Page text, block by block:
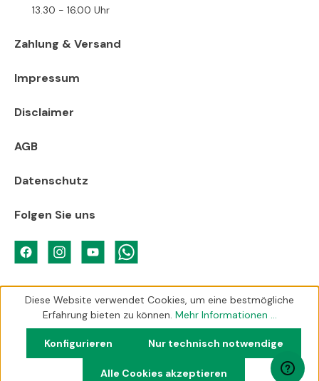
13.30 - 16.00 Uhr
Zahlung & Versand
Impressum
Disclaimer
AGB
Datenschutz
Folgen Sie uns
Diese Website verwendet Cookies, um eine bestmögliche
Erfahrung bieten zu können. Mehr Informationen ...
Nur technisch notwendige
Konfigurieren
Alle Cookies akzeptieren